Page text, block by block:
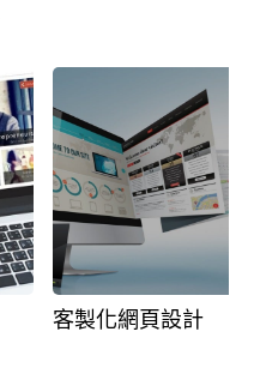
客製化網頁設計